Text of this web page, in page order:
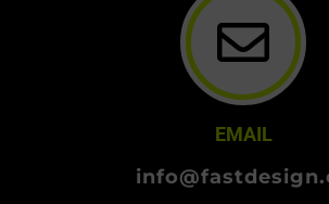
(+34) 662 047 353